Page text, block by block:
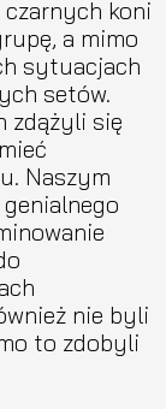
koni
a mimo
sytuacjach
setów.
zdążyli się
Naszym
nie byli
to zdobyli